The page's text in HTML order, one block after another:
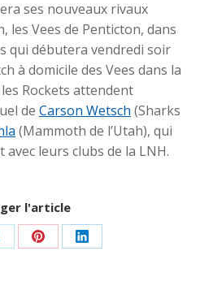
ses nouveaux rivaux
les Vees de Penticton, dans
qui débutera vendredi soir
à domicile des Vees dans la
Rockets attendent
de Carson Wetsch (Sharks
(Mammoth de l’Utah), qui
leurs clubs de la LNH.
l'article
Share Share